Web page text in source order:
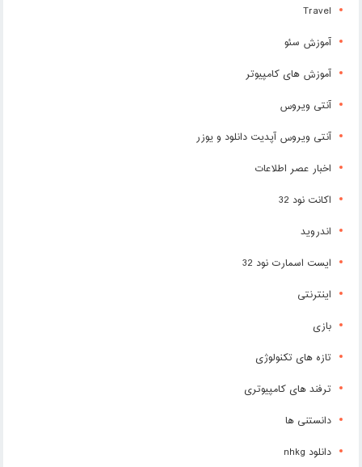
Travel
آموزش سئو
آموزش های کامپیوتر
آنتی ویروس
آنتی ویروس آپدیت دانلود و یوزر
اخبار عصر اطلاعات
اکانت نود 32
اندروید
ایست اسمارت نود 32
اینترنتی
بازی
تازه های تکنولوژی
ترفند های کامپیوتری
دانستنی ها
دانلود nhkg